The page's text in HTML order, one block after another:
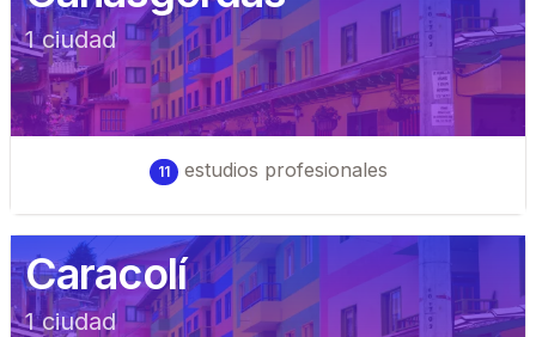
1ciudad
11 estudios profesionales
Caracolí
1ciudad